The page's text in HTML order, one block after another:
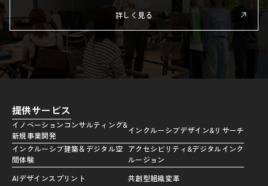
詳しく見る
提供サービス
イノベーションコンサルティング&
新規事業開発
インクルーシブデザイン&リサーチ
インクルーシブ建築＆デジタル空
間体験
アクセシビリティ&デジタルインク
ルージョン
AIデザインスプリント
共創型組織変革